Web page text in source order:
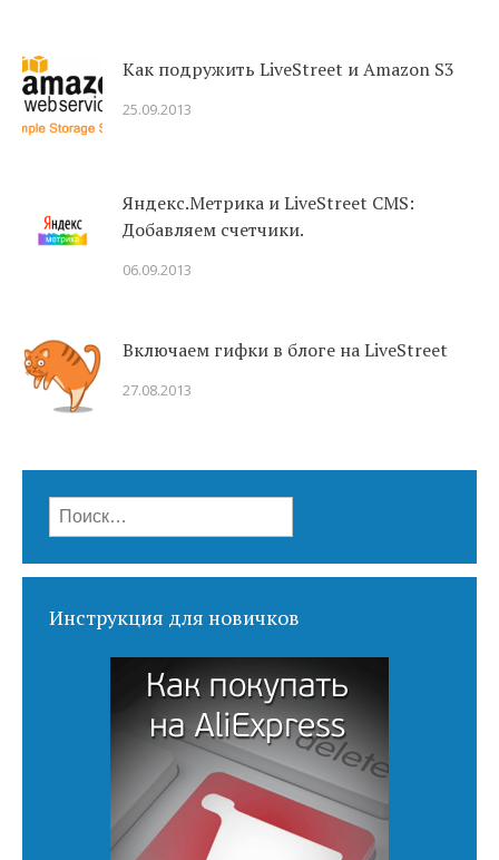
Как подружить LiveStreet и Amazon S3
25.09.2013
Яндекс.Метрика и LiveStreet CMS:
Добавляем счетчики.
06.09.2013
Включаем гифки в блоге на LiveStreet
27.08.2013
Найти:
Инструкция для новичков